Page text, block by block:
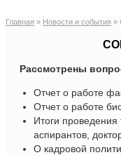
Главная » Новости и события »
Рассмотрены
Отчет о работе
Отчет о работе
Итоги проведения
аспирантов,
О кадровой